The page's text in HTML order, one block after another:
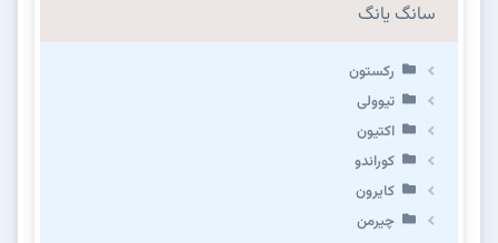
سانگ یانگ
رکستون
تیوولی
اکتیون
کوراندو
کایرون
چیرمن